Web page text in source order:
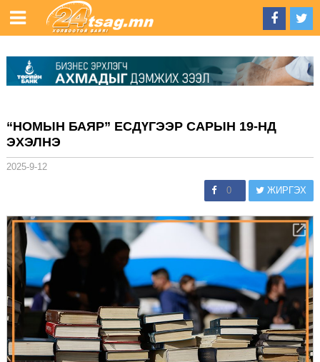
“НОМЫН БАЯР” ЕСДҮГЭЭР САРЫН 19-НД
ЭХЭЛНЭ
2025-9-12
0 ЖИРГЭХ